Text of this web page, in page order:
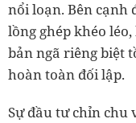
nổi loạn. Bên cạnh
lồng ghép khéo
bản ngã riêng biệt
hoàn toàn đối lập.
Sự đầu tư chỉn